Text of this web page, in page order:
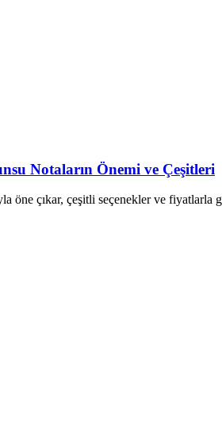
Notaların Önemi ve Çeşitleri
öne çıkar, çeşitli seçenekler ve fiyatlarla